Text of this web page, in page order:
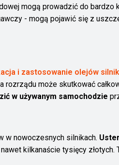
mogą prowadzić do bardzo
- mogą pojawić się z
i zastosowanie olejów
rozrządu może skutkować
w używanym samochodzie
w nowoczesnych silnikach.
kilkanaście tysięcy złotych.